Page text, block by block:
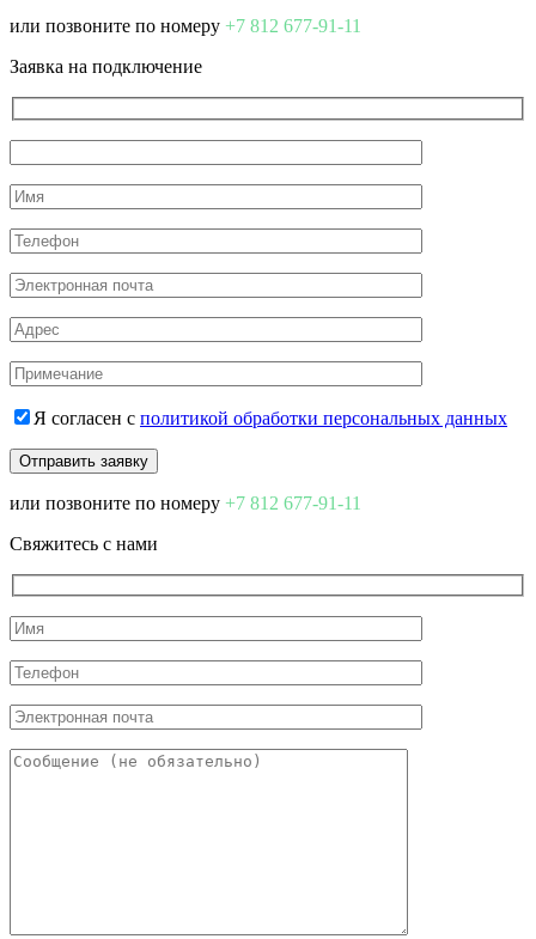
или позвоните по номеру +7 812 677-91-11
Заявка на подключение
Я согласен с политикой обработки персональных данных
или позвоните по номеру +7 812 677-91-11
Свяжитесь с нами